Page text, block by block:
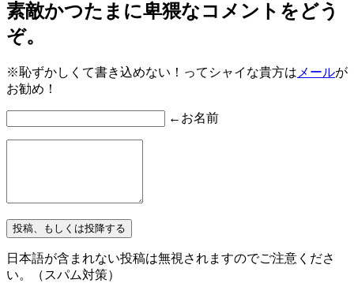
素敵かつたまに卑猥なコメントをどう
ぞ。
※恥ずかしくて書き込めない！ってシャイな貴方は メールが
お勧め！
←お名前
日本語が含まれない投稿は無視されますのでご注意くださ
い。（スパム対策）